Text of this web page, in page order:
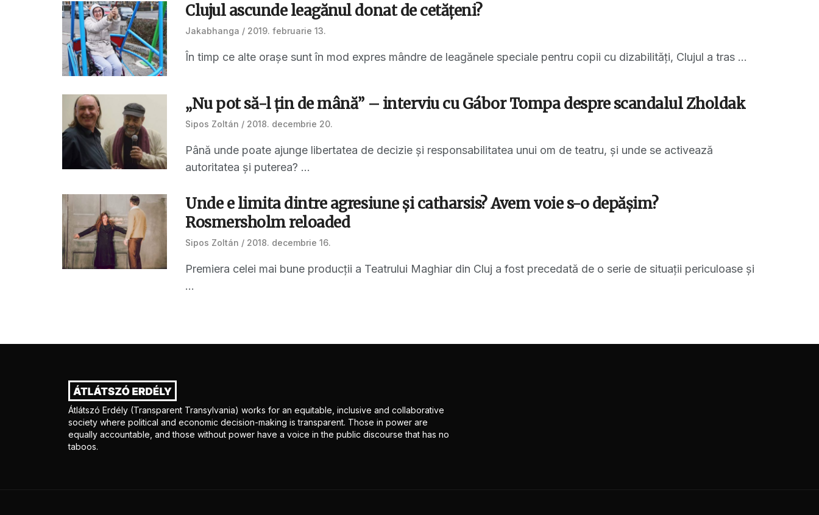
Clujul ascunde leagănul donat de cetățeni?
Jakabhanga 2019. februarie 13.
În timp ce alte orașe sunt în mod expres mândre de leagănele speciale pentru copii cu dizabilități, Clujul a tras ...
„Nu pot să-l țin de mână” – interviu cu Gábor Tompa despre scandalul Zholdak
Sipos Zoltán 2018. decembrie 20.
Până unde poate ajunge libertatea de decizie și responsabilitatea unui om de teatru, și unde se activează
autoritatea și puterea? ...
Unde e limita dintre agresiune și catharsis? Avem voie s-o depășim?
Rosmersholm reloaded
Sipos Zoltán 2018. decembrie 16.
Premiera celei mai bune producţii a Teatrului Maghiar din Cluj a fost precedată de o serie de situaţii periculoase şi
...
Átlátszó Erdély (Transparent Transylvania) works for an equitable, inclusive and collaborative
society where political and economic decision-making is transparent. Those in power are
equally accountable, and those without power have a voice in the public discourse that has no
taboos.